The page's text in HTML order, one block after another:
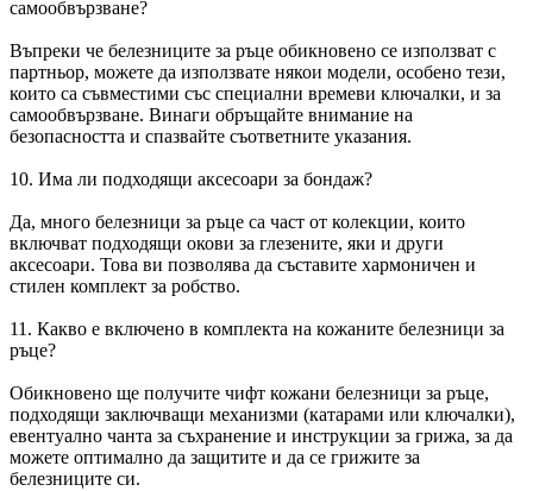
самообвързване?
Въпреки че белезниците за ръце обикновено се използват с
партньор, можете да използвате някои модели, особено тези,
които са съвместими със специални времеви ключалки, и за
самообвързване. Винаги обръщайте внимание на
безопасността и спазвайте съответните указания.
10. Има ли подходящи аксесоари за бондаж?
Да, много белезници за ръце са част от колекции, които
включват подходящи окови за глезените, яки и други
аксесоари. Това ви позволява да съставите хармоничен и
стилен комплект за робство.
11. Какво е включено в комплекта на кожаните белезници за
ръце?
Обикновено ще получите чифт кожани белезници за ръце,
подходящи заключващи механизми (катарами или ключалки),
евентуално чанта за съхранение и инструкции за грижа, за да
можете оптимално да защитите и да се грижите за
белезниците си.